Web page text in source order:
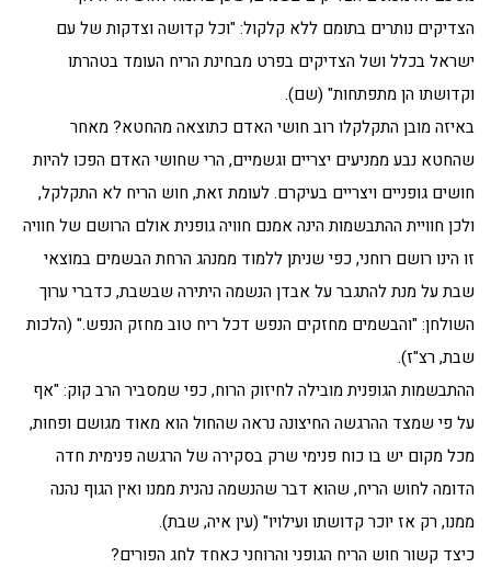
הצדיקים נותרים בתומם ללא קלקול: "וכל קדושה וצדקות של עם
ישראל בכלל ושל הצדיקים בפרט מבחינת הריח העומד בטהרתו
וקדושתו הן מתפתחות" (שם).
באיזה מובן התקלקלו רוב חושי האדם כתוצאה מהחטא? מאחר
שהחטא נבע ממניעים יצריים וגשמיים, הרי שחושי האדם הפכו להיות
חושים גופניים ויצריים בעיקרם. לעומת זאת, חוש הריח לא התקלקל,
ולכן חוויית ההתבשמות הינה אמנם חוויה גופנית אולם הרושם של חוויה
זו הינו רושם רוחני, כפי שניתן ללמוד ממנהג הרחת הבשמים במוצאי
שבת על מנת להתגבר על אבדן הנשמה היתירה שבשבת, כדברי ערוך
השולחן: "והבשמים מחזקים הנפש דכל ריח טוב מחזק הנפש." (הלכות
שבת, רצ"ז).
ההתבשמות הגופנית מובילה לחיזוק הרוח, כפי שמסביר הרב קוק: "אף
על פי שמצד ההרגשה החיצונה נראה שהחול הוא מאוד מגושם ופחות,
מכל מקום יש בו כוח פנימי שרק בסקירה של הרגשה פנימית חדה
הדומה לחוש הריח, שהוא דבר שהנשמה נהנית ממנו ואין הגוף נהנה
ממנו, רק אז יוכר קדושתו ועילויו" (עין איה, שבת).
כיצד קשור חוש הריח הגופני והרוחני כאחד לחג הפורים?